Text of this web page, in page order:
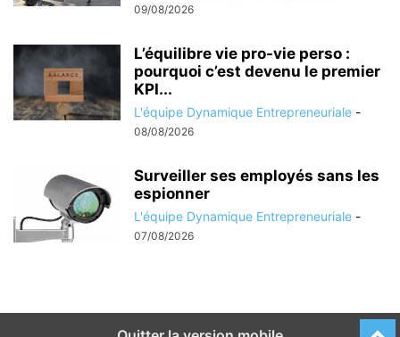
09/08/2026
L’équilibre vie pro-vie perso :
pourquoi c’est devenu le premier
KPI...
L'équipe Dynamique Entrepreneuriale -
08/08/2026
Surveiller ses employés sans les
espionner
L'équipe Dynamique Entrepreneuriale -
07/08/2026